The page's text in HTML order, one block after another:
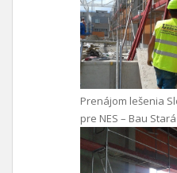
Prenájom lešenia
pre NES – Bau